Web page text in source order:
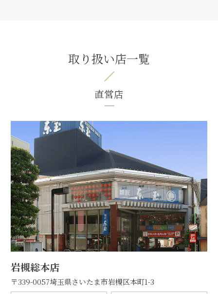
取り扱い店一覧
直営店
岩槻総本店
〒339-0057埼玉県さいたま市岩槻区本町1-3